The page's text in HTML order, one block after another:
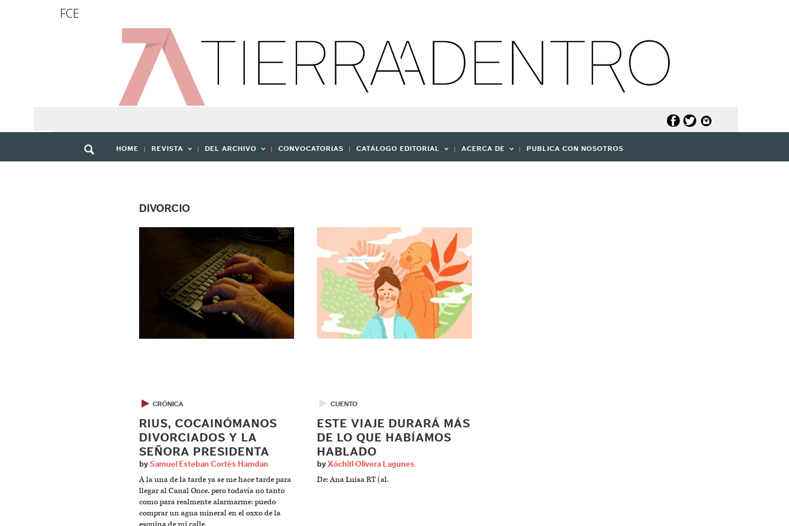
FCE
HOME REVISTA DEL ARCHIVO CONVOCATORIAS CATÁLOGO EDITORIAL ACERCA DE PUBLICA CON NOSOTROS
DIVORCIO
▶ CRÓNICA
RIUS, COCAINÓMANOS
DIVORCIADOS Y LA
SEÑORA PRESIDENTA
by Samuel Esteban Cortés Hamdan
A la una de la tarde ya se me hace tarde para
llegar al Canal Once, pero todavía no tanto
como para realmente alarmarme: puedo
comprar un agua mineral en el oxxo de la
▶ CUENTO
ESTE VIAJE DURARÁ MÁS
DE LO QUE HABÍAMOS
HABLADO
by Xóchitl Olivera Lagunes
De: Ana Luisa RT (al.